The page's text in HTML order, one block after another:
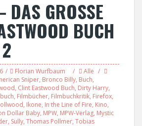
DAS GROSSE
BUCH
Florian Wurfbaum
Alle
Sniper, Bronco Billy, Buch,
, Clint Eastwood Buch, Dirty Harry,
, Filmbücher, Filmbuchkritik, Firefox,
, Ikone, In the Line of Fire, Kino,
Dollar Baby, MPW, MPW-Verlag, Mystic
, Sully, Thomas Pollmer, Tobias